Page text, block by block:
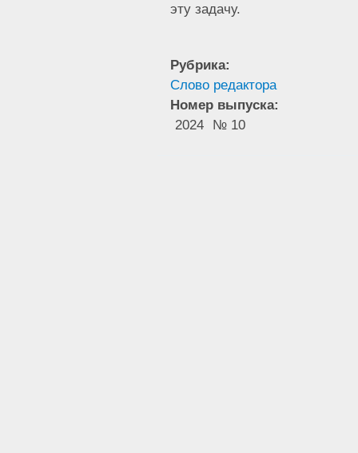
эту задачу.
Рубрика:
Слово редактора
Номер выпуска:
2024 № 10